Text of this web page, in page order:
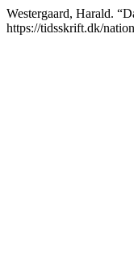
Westergaard, Harald.
https://tidsskrift.dk/